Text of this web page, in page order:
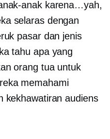
anak karena…yah,
selaras dengan
pasar dan jenis
tahu apa yang
orang tua untuk
memahami
kekhawatiran audiens